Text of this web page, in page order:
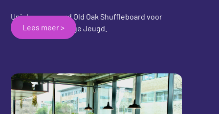
Uniek gegraveerd Old Oak Shuffleboard voor
Tapperij De Eeuwige Jeugd.
Lees meer >